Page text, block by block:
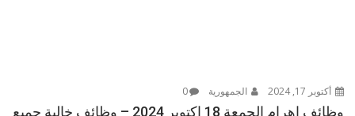
أكتوبر 17, 2024 الجمهورية 0
وظائف اهرام الجمعة 18 اكتوبر 2024 – وظائف خالية جميع